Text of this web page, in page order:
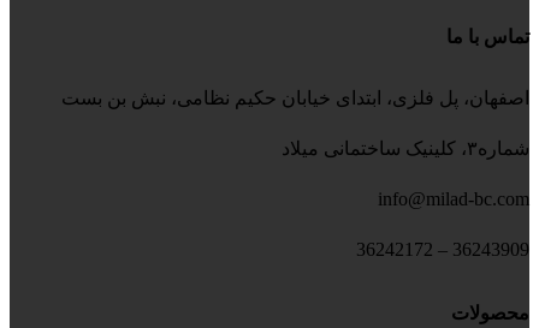
تماس با ما
اصفهان، پل فلزی، ابتدای خیابان حکیم نظامی، نبش بن بست
شماره۳، کلینیک ساختمانی میلاد
info@milad-bc.com
36243909 – 36242172
محصولات